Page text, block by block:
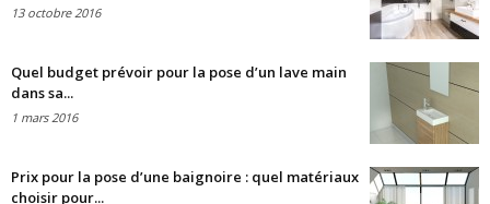
13 octobre 2016
Quel budget prévoir pour la pose d’un lave main
dans sa...
1 mars 2016
Prix pour la pose d’une baignoire : quel matériaux
choisir pour...